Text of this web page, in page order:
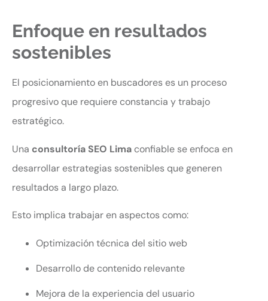
Enfoque en resultados
sostenibles
El posicionamiento en buscadores es un proceso
progresivo que requiere constancia y trabajo
estratégico.
Una consultoría SEO Limaconfiable se enfoca en
desarrollar estrategias sostenibles que generen
resultados a largo plazo.
Esto implica trabajar en aspectos como:
Optimización técnica del sitio web
Desarrollo de contenido relevante
Mejora de la experiencia del usuario